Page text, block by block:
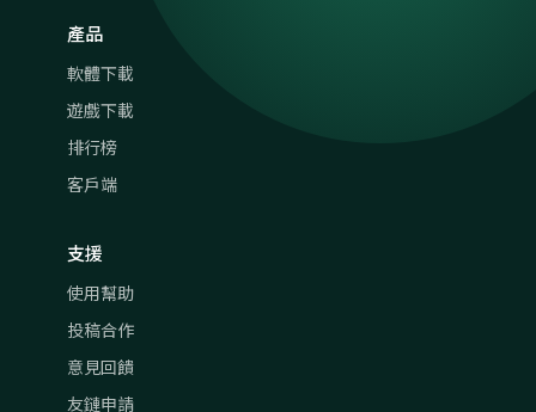
產品
軟體下載
遊戲下載
排行榜
客戶端
支援
使用幫助
投稿合作
意見回饋
友鏈申請